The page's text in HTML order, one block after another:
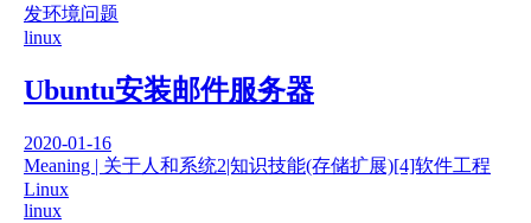
发环境问题
linux
Ubuntu安装邮件服务器
2020-01-16
Meaning | 关于人和系统2|知识技能(存储扩展)[4]软件工程
Linux
linux